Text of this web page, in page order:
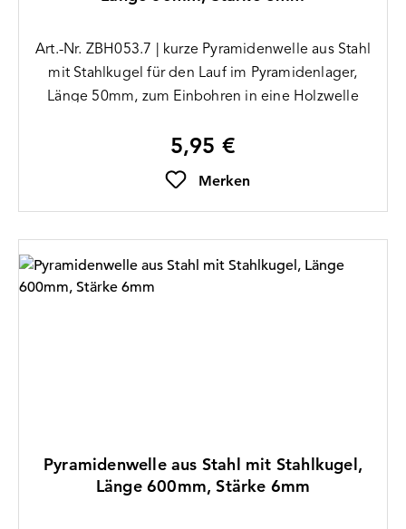
Art.-Nr. ZBH053.7 | kurze Pyramidenwelle aus Stahl
mit Stahlkugel für den Lauf im Pyramidenlager,
Länge 50mm, zum Einbohren in eine Holzwelle
Regulärer Preis:
5,95 €
Merken
Pyramidenwelle aus Stahl mit Stahlkugel,
Länge 600mm, Stärke 6mm